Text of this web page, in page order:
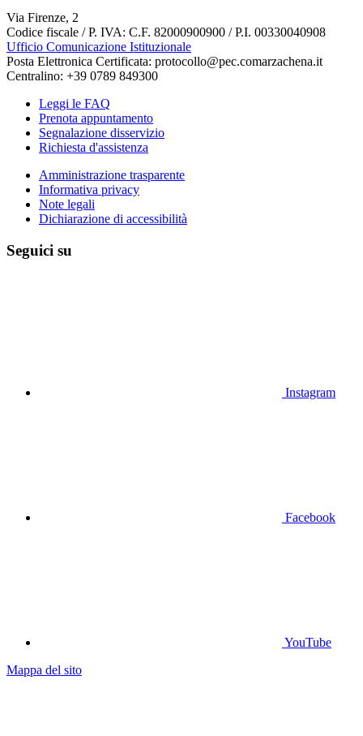
Via Firenze, 2
Codice fiscale / P. IVA: C.F. 82000900900 / P.I. 00330040908
Ufficio Comunicazione Istituzionale
Posta Elettronica Certificata: protocollo@pec.comarzachena.it
Centralino: +39 0789 849300
Leggi le FAQ
Prenota appuntamento
Segnalazione disservizio
Richiesta d'assistenza
Amministrazione trasparente
Informativa privacy
Note legali
Dichiarazione di accessibilità
Seguici su
Instagram
Facebook
YouTube
Mappa del sito